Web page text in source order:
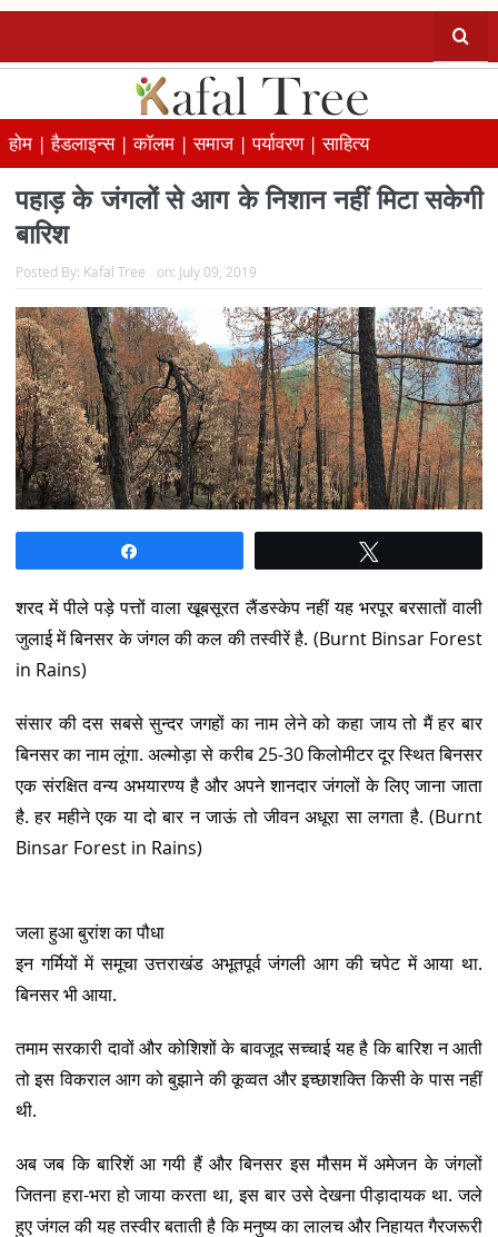
होम |हैडलाइन्स |कॉलम |समाज |पर्यावरण |साहित्य
पहाड़ के जंगलों से आग के निशान नहीं मिटा सकेगी
बारिश
Posted By: Kafal Tree on: July 09, 2019
शरद में पीले पड़े पत्तों वाला खूबसूरत लैंडस्केप नहीं यह भरपूर बरसातों वाली
जुलाई में बिनसर के जंगल की कल की तस्वीरें है. (Burnt Binsar Forest
in Rains)
संसार की दस सबसे सुन्दर जगहों का नाम लेने को कहा जाय तो मैं हर बार
बिनसर का नाम लूंगा. अल्मोड़ा से करीब 25-30 किलोमीटर दूर स्थित बिनसर
एक संरक्षित वन्य अभयारण्य है और अपने शानदार जंगलों के लिए जाना जाता
है. हर महीने एक या दो बार न जाऊं तो जीवन अधूरा सा लगता है. (Burnt
Binsar Forest in Rains)
जला हुआ बुरांश का पौधा
इन गर्मियों में समूचा उत्तराखंड अभूतपूर्व जंगली आग की चपेट में आया था.
बिनसर भी आया.
तमाम सरकारी दावों और कोशिशों के बावजूद सच्चाई यह है कि बारिश न आती
तो इस विकराल आग को बुझाने की कूव्वत और इच्छाशक्ति किसी के पास नहीं
थी.
अब जब कि बारिशें आ गयी हैं और बिनसर इस मौसम में अमेजन के जंगलों
जितना हरा-भरा हो जाया करता था, इस बार उसे देखना पीड़ादायक था. जले
हुए जंगल की यह तस्वीर बताती है कि मनुष्य का लालच और निहायत गैरजरूरी